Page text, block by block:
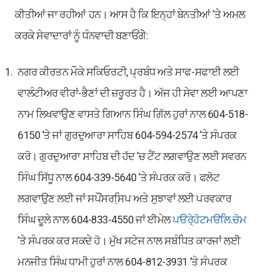
ਕੀਤੀਆਂ ਜਾ ਰਹੀਆਂ ਹਨ। ਆਸ ਹੈ ਕਿ ਇਨ੍ਹਾਂ ਬੇਨਤੀਆਂ ’ਤੇ ਅਮਲ
ਕਰਕੇ ਸੇਵਾਦਾਰਾਂ ਨੂੰ ਧੰਨਵਾਦੀ ਬਣਾਓਂਗੇੇ:
ਨਗਰ ਕੀਰਤਨ ਮੌਕੇ ਸਕਿਓਰਟੀ, ਪ੍ਰਬੰਧ ਅਤੇ ਸਾਫ-ਸਫਾਈ ਲਈ
ਵਾਲੰਟੀਅਰ ਵੀਰਾਂ-ਭੈਣਾਂ ਦੀ ਜ਼ਰੂਰਤ ਹੈ। ਅੱਜ ਹੀ ਸੇਵਾ ਲਈ ਆਪਣਾ
ਨਾਮ ਲਿਖਵਾਉਣ ਵਾਸਤੇ ਗਿਆਨ ਸਿੰਘ ਗਿੱਲ ਹੁਰਾਂ ਨਾਲ 604-518-
6150 ’ਤੇ ਜਾਂ ਗੁਰਦੁਆਰਾ ਸਾਹਿਬ 604-594-2574 ’ਤੇ ਸੰਪਰਕ
ਕਰੋ। ਗੁਰਦੁਆਰਾ ਸਾਹਿਬ ਦੀ ਹੱਦ ’ਚ ਟੈਂਟ ਲਗਵਾਉਣ ਲਈ ਸਵਰਨ
ਸਿੰਘ ਸਿੱਧੂ ਨਾਲ 604-339-5640 ’ਤੇ ਸੰਪਰਕ ਕਰੋ। ਫਲੋਟ
ਲਗਵਾਉਣ ਲਈ ਜਾਂ ਸਪੌਂਸਰਸਿ਼ਪ ਅਤੇ ਸੁਝਾਵਾਂ ਲਈ ਪਰਵਕਾਰ
ਸਿੰਘ ਦੂਲੇ ਨਾਲ 604-833-4550 ਜਾਂ ਈਮੇਲਪੳਰੇ੍ਹੋਟਮੳਲਿ.ਚੋਮ
’ਤੇ ਸੰਪਰਕ ਕਰ ਸਕਦੇ ਹੋ। ਮੁੱਖ ਸਟੇਜ ਨਾਲ ਸਬੰਧਿਤ ਕਾਰਜਾਂ ਲਈ
ਮਨਜੀਤ ਸਿੰਘ ਧਾਮੀ ਹੁਰਾਂ ਨਾਲ 604-812-3931 ’ਤੇ ਸੰਪਰਕ